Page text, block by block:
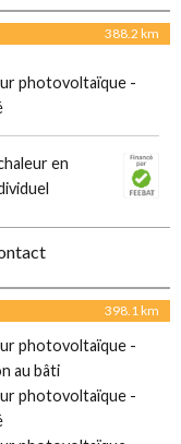
388.2 km
photovoltaïque -
en
398.1 km
photovoltaïque -
au bâti
photovoltaïque -